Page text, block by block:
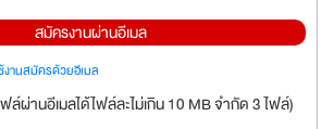
สมัครงานผ่านอีเมล
านสมัครด้วยอีเมล
ล์ผ่านอีเมลได้ไฟล์ละไม่เกิน 10 MB จำกัด 3 ไฟล์)